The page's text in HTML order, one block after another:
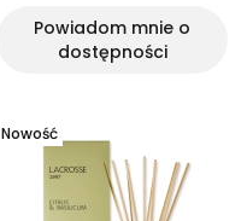
Powiadom mnie o
dostępności
Nowość